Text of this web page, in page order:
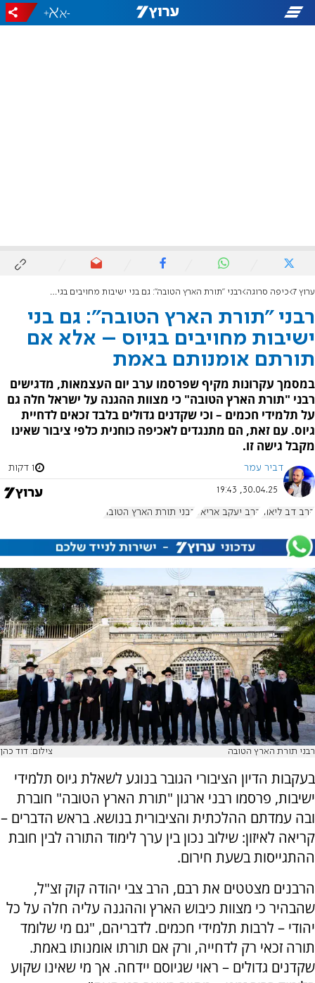
-
+
ערוץ 7 כיפה סרוגה רבני "תורת הארץ הטובה": גם בני ישיבות מחויבים בגיוס – אלא אם תורתם אומנותם באמת
רבני "תורת הארץ הטובה": גם בני
ישיבות מחויבים בגיוס – אלא אם
תורתם אומנותם באמת
במסמך עקרונות מקיף שפרסמו ערב יום העצמאות, מדגישים
רבני "תורת הארץ הטובה" כי מצוות ההגנה על ישראל חלה גם
על תלמידי חכמים – וכי שקדנים גדולים בלבד זכאים לדחיית
גיוס. עם זאת, הם מתנגדים לאכיפה כוחנית כלפי ציבור שאינו
מקבל גישה זו.
דביר עמר 1 דקות
30.04.25, 19:43
הרב דב ליאור הרב יעקב אריאל רבני תורת הארץ הטובה
רבני תורת הארץ הטובה צילום: דוד כהן
בעקבות הדיון הציבורי הגובר בנוגע לשאלת גיוס תלמידי
ישיבות, פרסמו רבני ארגון "תורת הארץ הטובה" חוברת
ובה עמדתם ההלכתית והציבורית בנושא. בראש הדברים –
קריאה לאיזון: שילוב נכון בין ערך לימוד התורה לבין חובת
ההתגייסות בשעת חירום.
הרבנים מצטטים את רבם, הרב צבי יהודה קוק זצ"ל,
שהבהיר כי מצוות כיבוש הארץ וההגנה עליה חלה על כל
יהודי – לרבות תלמידי חכמים. לדבריהם, "גם מי שלומד
תורה זכאי רק לדחייה, ורק אם תורתו אומנותו באמת.
שקדנים גדולים – ראוי שגיוסם יידחה. אך מי שאינו שקוע